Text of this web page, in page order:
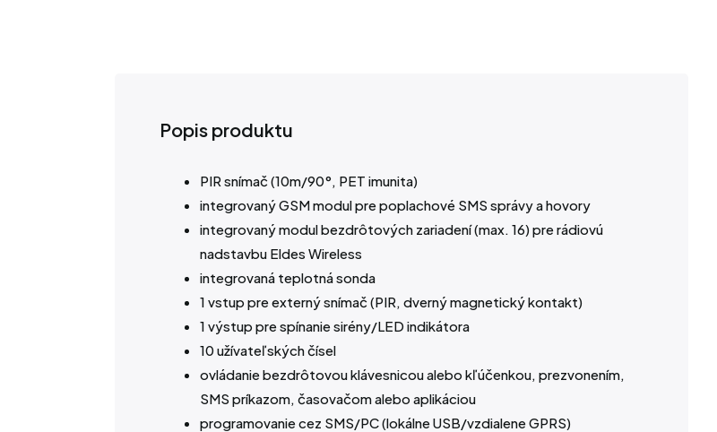
Popis produktu
PIR snímač (10m/90°, PET imunita)
integrovaný GSM modul pre poplachové SMS správy a hovory
integrovaný modul bezdrôtových zariadení (max. 16) pre rádiovú
nadstavbu Eldes Wireless
integrovaná teplotná sonda
1 vstup pre externý snímač (PIR, dverný magnetický kontakt)
1 výstup pre spínanie sirény/LED indikátora
10 užívateľských čísel
ovládanie bezdrôtovou klávesnicou alebo kľúčenkou, prezvonením,
SMS príkazom, časovačom alebo aplikáciou
programovanie cez SMS/PC (lokálne USB/vzdialene GPRS)